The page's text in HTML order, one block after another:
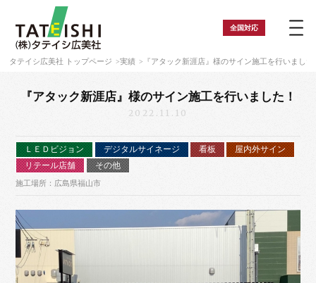
全国対応
タテイシ広美社 トップページ 実績 『アタック新涯店』様のサイン施工を行いました
『アタック新涯店』様のサイン施工を行いました！
2022.11.10
ＬＥＤビジョン デジタルサイネージ 看板
屋内外サイン
リテール店舗
その他
施工場所：広島県福山市